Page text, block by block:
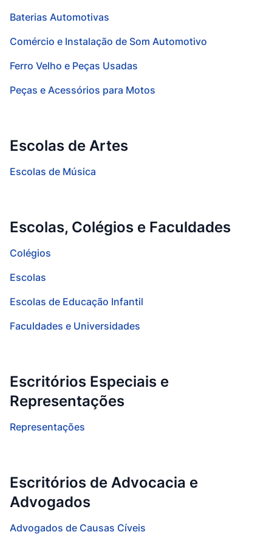
Baterias Automotivas
Comércio e Instalação de Som Automotivo
Ferro Velho e Peças Usadas
Peças e Acessórios para Motos
Escolas de Artes
Escolas de Música
Escolas, Colégios e Faculdades
Colégios
Escolas
Escolas de Educação Infantil
Faculdades e Universidades
Escritórios Especiais e
Representações
Representações
Escritórios de Advocacia e
Advogados
Advogados de Causas Cíveis